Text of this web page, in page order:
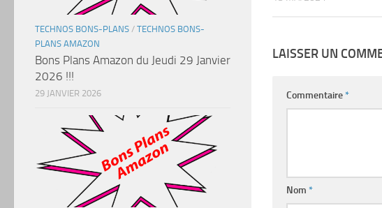
LAISSER UN
Commentaire*
Nom *
TECHNOS BONS-PLANS / TECHNOS BONS-
PLANS AMAZON
Bons Plans Amazon du Jeudi 29 Janvier
2026 !!!
29 JANVIER 2026